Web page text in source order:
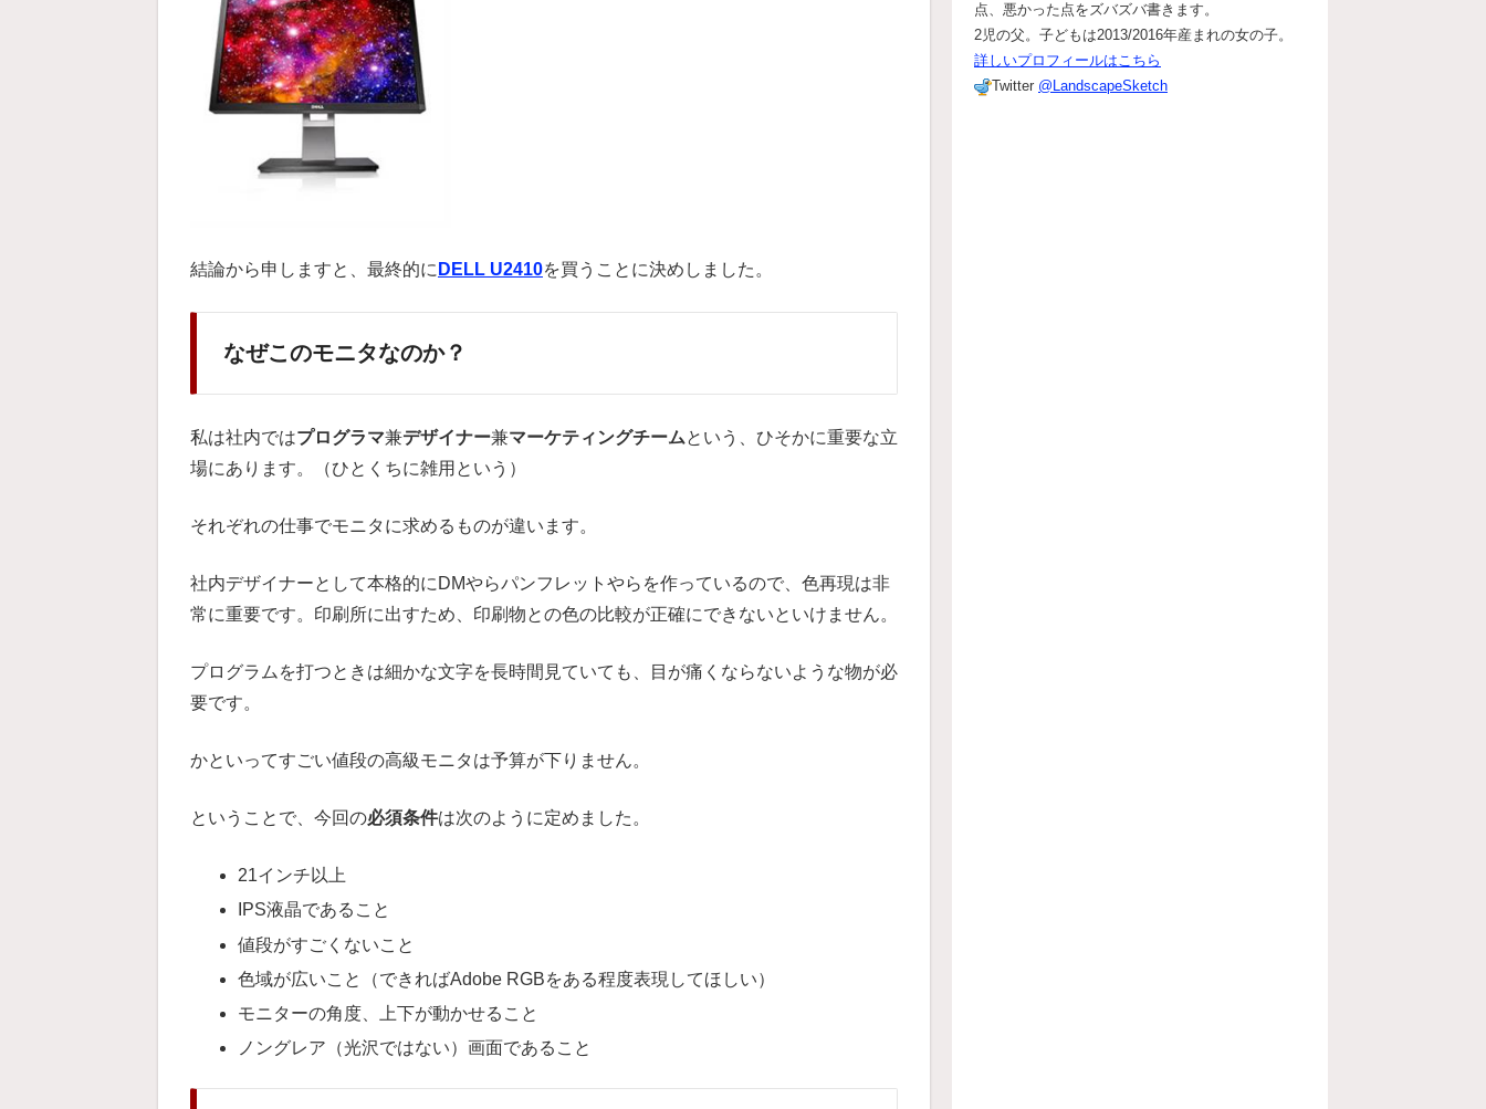
結論から申しますと、最終的に DELL U2410を買うことに決めしました。
なぜこのモニタなのか？
私は社内ではプログラマ兼デザイナー兼マーケティングチームという、ひそかに重要な立
場にあります。（ひとくちに雑用という）
それぞれの仕事でモニタに求めるものが違います。
社内デザイナーとして本格的にDMやらパンフレットやらを作っているので、色再現は非
常に重要です。印刷所に出すため、印刷物との色の比較が正確にできないといけません。
プログラムを打つときは細かな文字を長時間見ていても、目が痛くならないような物が必
要です。
かといってすごい値段の高級モニタは予算が下りません。
ということで、今回の必須条件は次のように定めました。
21インチ以上
IPS液晶であること
値段がすごくないこと
色域が広いこと（できればAdobe RGBをある程度表現してほしい）
モニターの角度、上下が動かせること
ノングレア（光沢ではない）画面であること
点、悪かった点をズバズバ書きます。
2児の父。子どもは2013/2016年産まれの女の子。
詳しいプロフィールはこちら
Twitter @LandscapeSketch